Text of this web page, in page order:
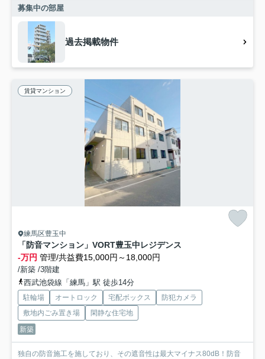
募集中の部屋
過去掲載物件
賃貸マンション
練馬区豊玉中
「防音マンション」VORT豊玉中レジデンス
-万円 管理/共益費15,000円～18,000円
/新築 /3階建
西武池袋線「練馬」駅 徒歩14分
駐輪場 オートロック 宅配ボックス
防犯カメラ
敷地内ごみ置き場
閑静な住宅地
新築
独自の防音施工を施しており、その遮音性は最大マイナス80dB！防音